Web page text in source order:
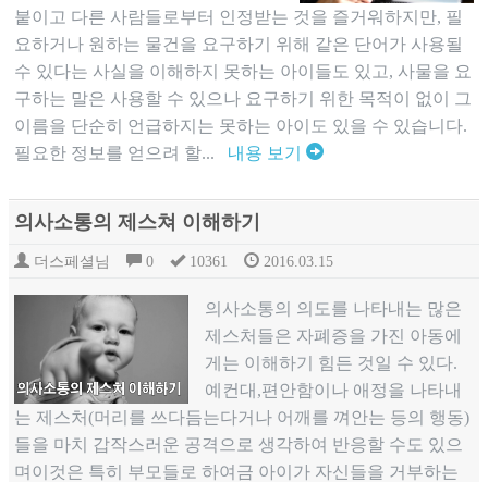
붙이고 다른 사람들로부터 인정받는 것을 즐거워하지만, 필
요하거나 원하는 물건을 요구하기 위해 같은 단어가 사용될
수 있다는 사실을 이해하지 못하는 아이들도 있고, 사물을 요
구하는 말은 사용할 수 있으나 요구하기 위한 목적이 없이 그
이름을 단순히 언급하지는 못하는 아이도 있을 수 있습니다.
필요한 정보를 얻으려 할... 내용 보기
의사소통의 제스쳐 이해하기
더스페셜님 0 10361 2016.03.15
의사소통의 의도를 나타내는 많은
제스처들은 자폐증을 가진 아동에
게는 이해하기 힘든 것일 수 있다.
예컨대,편안함이나 애정을 나타내
는 제스처(머리를 쓰다듬는다거나 어깨를 껴안는 등의 행동)
들을 마치 갑작스러운 공격으로 생각하여 반응할 수도 있으
며이것은 특히 부모들로 하여금 아이가 자신들을 거부하는